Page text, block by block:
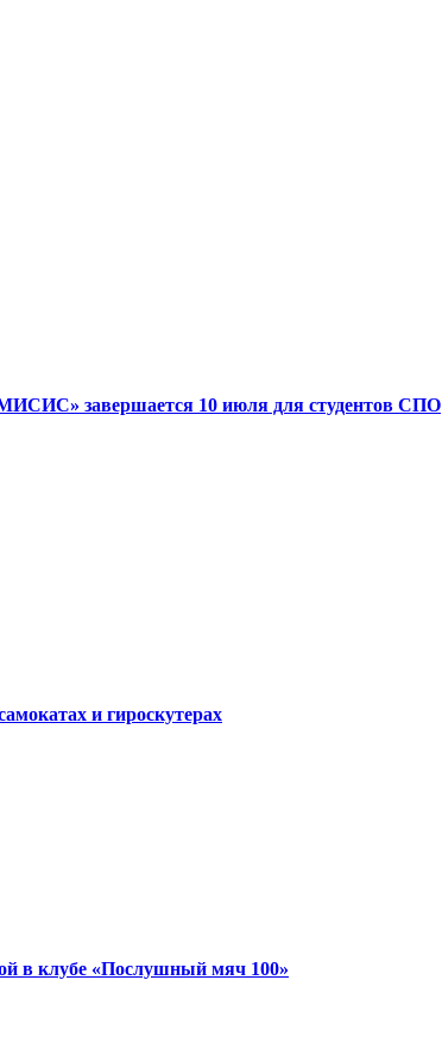
завершается 10 июля для студентов СПО
и гироскутерах
в клубе «Послушный мяч 100»